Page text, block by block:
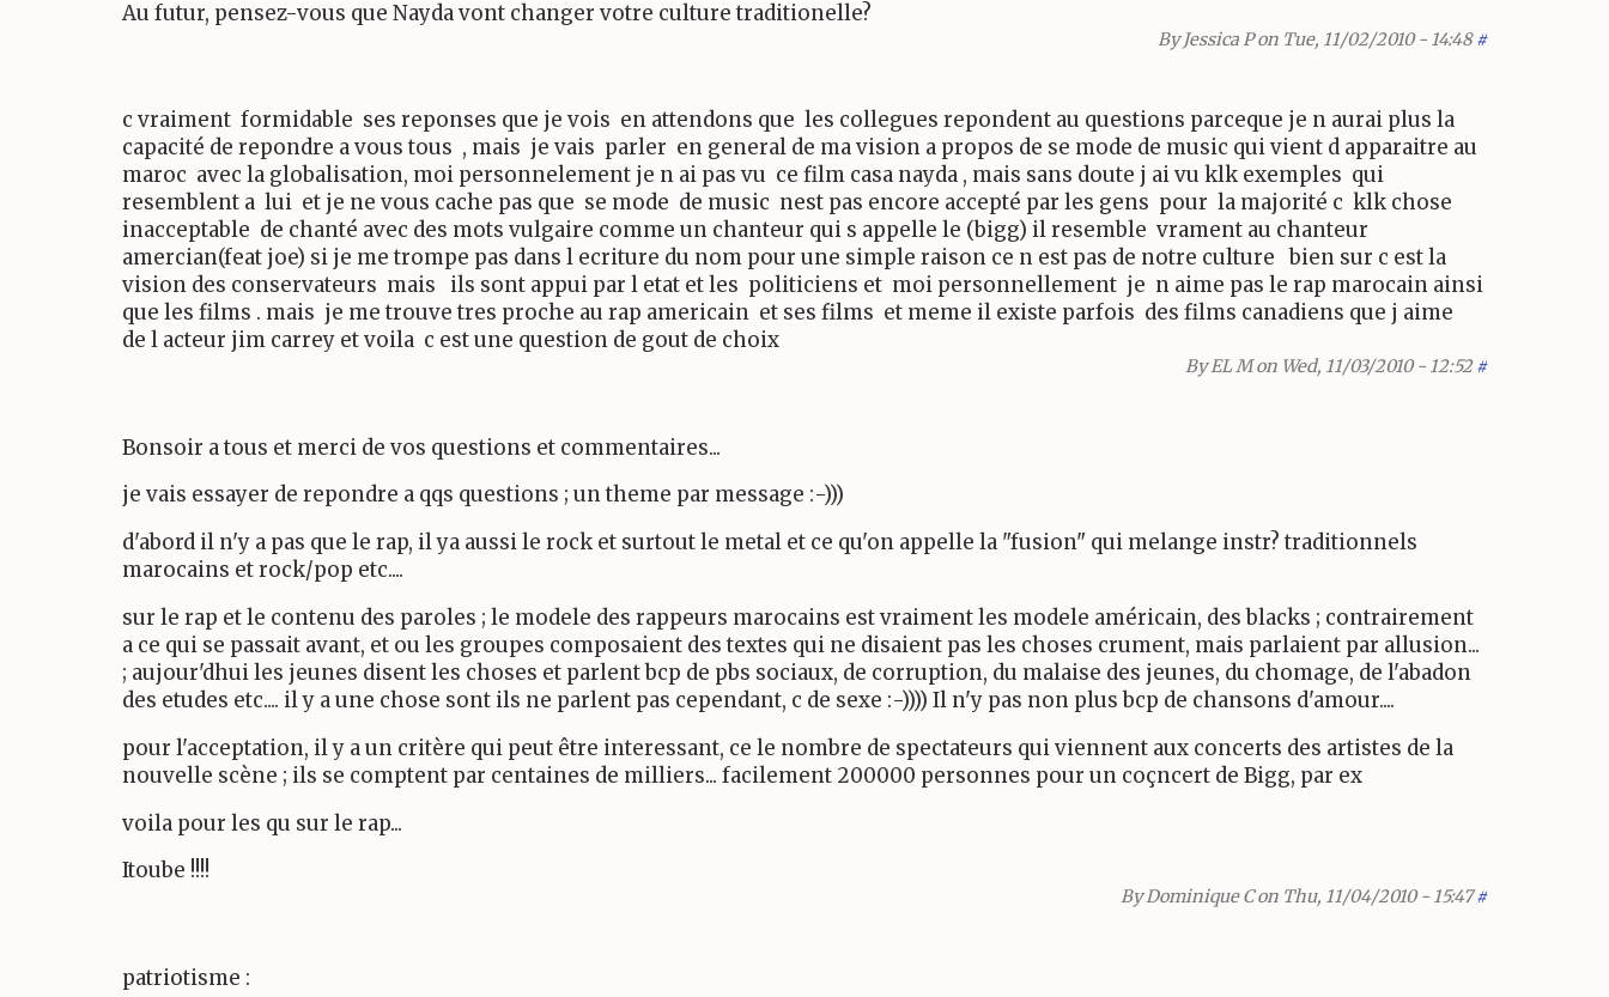
Au futur, pensez-vous que Nayda vont changer votre culture traditionelle?
ByJessica Pon Tue, 11/02/2010 - 14:48 #
c vraiment formidable ses reponses que je vois en attendons que les collegues repondent au questions parceque je n aurai plus la
capacité de repondre a vous tous , mais je vais parler en general de ma vision a propos de se mode de music qui vient d apparaitre au
maroc avec la globalisation, moi personnelement je n ai pas vu ce film casa nayda , mais sans doute j ai vu klk exemples qui
resemblent a lui et je ne vous cache pas que se mode de music nest pas encore accepté par les gens pour la majorité c klk chose
inacceptable de chanté avec des mots vulgaire comme un chanteur qui s appelle le (bigg) il resemble vrament au chanteur
amercian(feat joe) si je me trompe pas dans l ecriture du nom pour une simple raison ce n est pas de notre culture bien sur c est la
vision des conservateurs mais ils sont appui par l etat et les politiciens et moi personnellement je n aime pas le rap marocain ainsi
que les films . mais je me trouve tres proche au rap americain et ses films et meme il existe parfois des films canadiens que j aime
de l acteur jim carrey et voila c est une question de gout de choix
ByEL Mon Wed, 11/03/2010 - 12:52 #
Bonsoir a tous et merci de vos questions et commentaires...
je vais essayer de repondre a qqs questions ; un theme par message :-)))
d'abord il n'y a pas que le rap, il ya aussi le rock et surtout le metal et ce qu'on appelle la "fusion" qui melange instr? traditionnels
marocains et rock/pop etc....
sur le rap et le contenu des paroles ; le modele des rappeurs marocains est vraiment les modele américain, des blacks ; contrairement
a ce qui se passait avant, et ou les groupes composaient des textes qui ne disaient pas les choses crument, mais parlaient par allusion...
; aujour'dhui les jeunes disent les choses et parlent bcp de pbs sociaux, de corruption, du malaise des jeunes, du chomage, de l'abadon
des etudes etc.... il y a une chose sont ils ne parlent pas cependant, c de sexe :-)))) Il n'y pas non plus bcp de chansons d'amour....
pour l'acceptation, il y a un critère qui peut être interessant, ce le nombre de spectateurs qui viennent aux concerts des artistes de la
nouvelle scène ; ils se comptent par centaines de milliers... facilement 200000 personnes pour un coçncert de Bigg, par ex
voila pour les qu sur le rap...
Itoube !!!!
ByDominique Con Thu, 11/04/2010 - 15:47 #
patriotisme :